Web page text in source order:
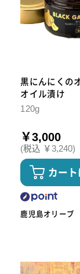
黒にんにくの
オイル漬け
120g
￥3,000
(税込 ￥3,240)
カート
鹿児島オリーブ